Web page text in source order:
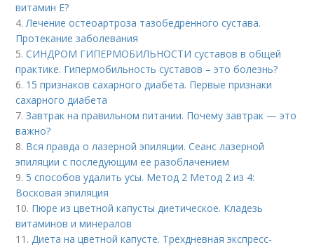
витамин Е?
4.Лечение остеоартроза тазобедренного сустава.
Протекание заболевания
5.СИНДРОМ ГИПЕРМОБИЛЬНОСТИ суставов в общей
практике. Гипермобильность суставов – это болезнь?
6. 15 признаков сахарного диабета. Первые признаки
сахарного диабета
7.Завтрак на правильном питании. Почему завтрак — это
важно?
8. Вся правда о лазерной эпиляции. Сеанс лазерной
эпиляции с последующим ее разоблачением
9. 5 способов удалить усы. Метод 2 Метод 2 из 4:
Восковая эпиляция
10. Пюре из цветной капусты диетическое. Кладезь
витаминов и минералов
11.Диета на цветной капусте. Трехдневная экспресс-